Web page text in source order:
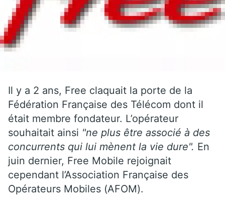
Il y a 2 ans, Free claquait la porte de la
Fédération Française des Télécom dont il
était membre fondateur. L’opérateur
souhaitait ainsi "ne plus être associé à des
concurrents qui lui mènent la vie dure". En
juin dernier, Free Mobile rejoignait
cependant l’Association Française des
Opérateurs Mobiles (AFOM).